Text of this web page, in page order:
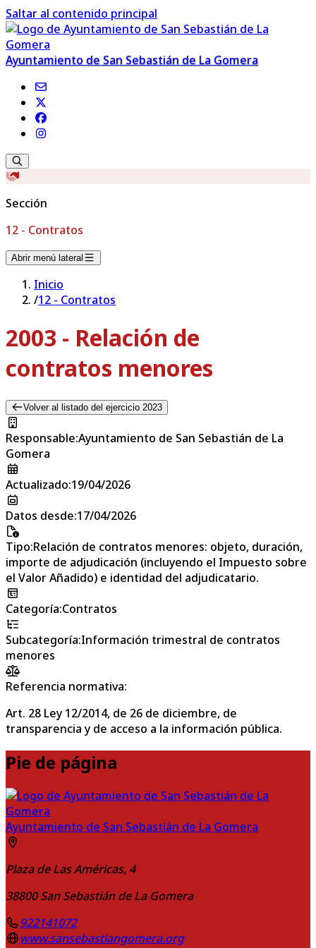
Saltar al contenido principal
Ayuntamiento de San Sebastián de La Gomera
Sección
12 - Contratos
Abrir menú lateral
Inicio
/12 - Contratos
2003 - Relación de
contratos menores
Volver al listado del ejercicio 2023
Responsable:Ayuntamiento de San Sebastián de La
Gomera
Actualizado:19/04/2026
Datos desde:17/04/2026
Tipo:Relación de contratos menores: objeto, duración,
importe de adjudicación (incluyendo el Impuesto sobre
el Valor Añadido) e identidad del adjudicatario.
Categoría:Contratos
Subcategoría:Información trimestral de contratos
menores
Referencia normativa:
Art. 28 Ley 12/2014, de 26 de diciembre, de
transparencia y de acceso a la información pública.
Pie de página
Ayuntamiento de San Sebastián de La Gomera
Plaza de Las Américas, 4
38800 San Sebastián de La Gomera
922141072
www.sansebastiangomera.org